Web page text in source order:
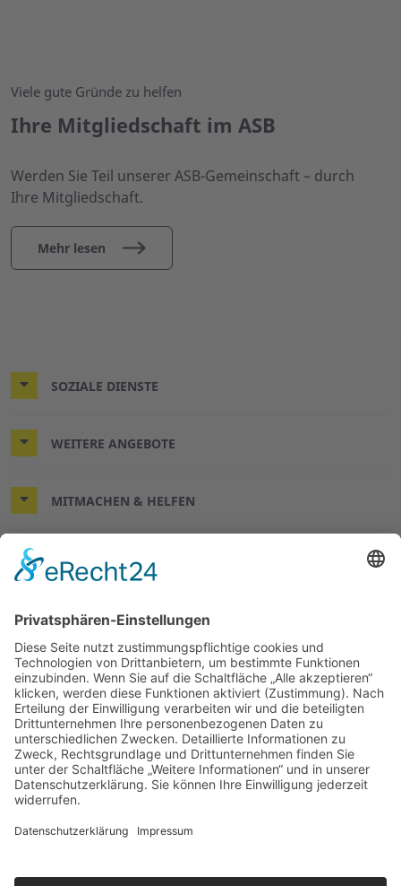
Viele gute Gründe zu helfen
Ihre Mitgliedschaft im ASB
Werden Sie Teil unserer ASB-Gemeinschaft – durch
Ihre Mitgliedschaft.
Mehr lesen
SOZIALE DIENSTE
WEITERE ANGEBOTE
MITMACHEN & HELFEN
Impressum
Datenschutz
Cookie-Einstellungen
ASB-Intern:OIMS| HiOrg-Server